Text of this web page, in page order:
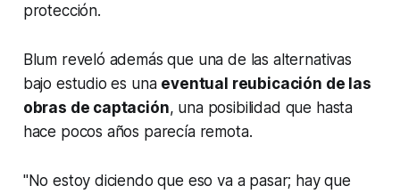
protección.
Blum reveló además que una de las alternativas
bajo estudio es una eventual reubicación de las
obras de captación, una posibilidad que hasta
hace pocos años parecía remota.
"No estoy diciendo que eso va a pasar; hay que